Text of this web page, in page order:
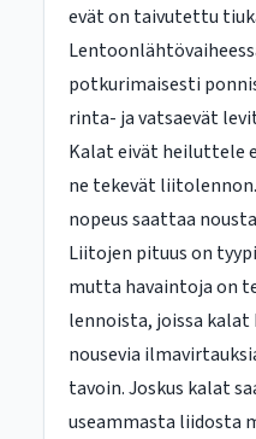
evät on taivutettu
potkurimaisesti
rinta- ja vatsaevät
Kalat eivät heiluttele
ne tekevät
nopeus saattaa
Liitojen pituus on
mutta havaintoja on
lennoista, joissa kalat
nousevia
tavoin. Joskus kalat
useammasta liidosta